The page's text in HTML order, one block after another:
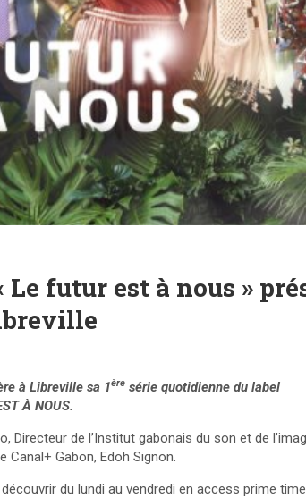
futur est à nous »
à Libreville sa 1ère série quotidienne du label
À NOUS.
de l’Institut gabonais du son et de
Gabon, Edoh Signon.
du lundi au vendredi en access prime